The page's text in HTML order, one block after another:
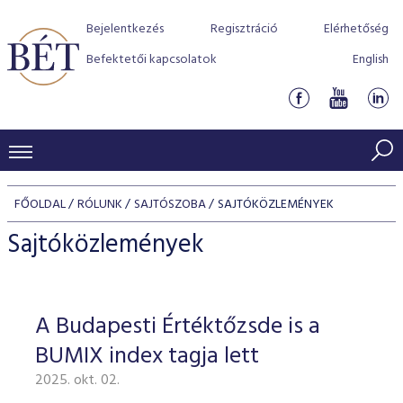
Bejelentkezés Regisztráció
Elérhetőség
Befektetői kapcsolatok
English
KERESKEDÉSI ADATOK
INDEXEK
Jelzáloglevél indexek
Vállalati kötvény indexek
Azonnali Piac
Részvények
Származékos piac
BEFEKTETŐK
Részvény szekció
Hitelpapír szekció
BÉT szabályzatok
Befektetővédelem
Alkalmazott díjstruktúra
Elszámolás
Részvény és vállalati kötvény tőzsdei bevezetését
program
BÉT Xtend - Részvénypiac egyszerűen
TŐZSDETAGOK
Tőzsdetagok, üzletkötők
VENDOROK
FŐOLDAL RÓLUNK SAJTÓSZOBA SAJTÓKÖZLEMÉNYEK
Sajtóközlemények
A Budapesti Értéktőzsde is a
BUMIX index tagja lett
2025. okt. 02.